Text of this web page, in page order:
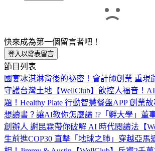
快來成為第一個留言者吧！
登入以發表留言
節目列表
國宴冰淇淋背後的祕密！會計師創業 重現
守護台灣土地【WellClub】 飲控人福音！
題！Healthy Plate 行動智慧餐盤APP 創業故
想讀書？讓AI教你怎麼讀 !?「孵大學」董
創辦人 謝昆霖帶你破解 AI 時代閱讀法【
生前進COP30 直擊「地球之肺」穿越亞馬